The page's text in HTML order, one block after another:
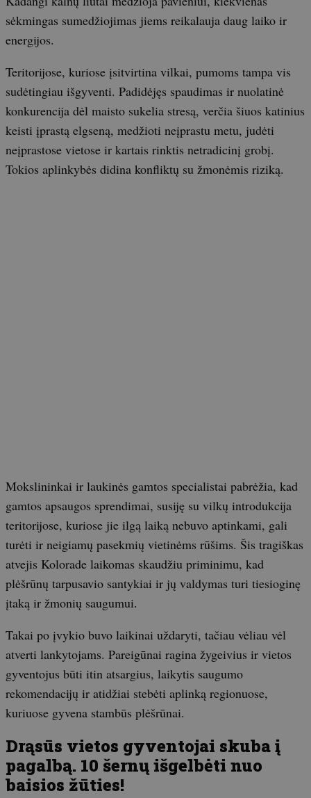
sėkmingas sumedžiojimas jiems reikalauja daug laiko ir
energijos.
Teritorijose, kuriose įsitvirtina vilkai, pumoms tampa vis
sudėtingiau išgyventi. Padidėjęs spaudimas ir nuolatinė
konkurencija dėl maisto sukelia stresą, verčia šiuos katinius
keisti įprastą elgseną, medžioti neįprastu metu, judėti
neįprastose vietose ir kartais rinktis netradicinį grobį.
Tokios aplinkybės didina konfliktų su žmonėmis riziką.
Mokslininkai ir laukinės gamtos specialistai pabrėžia, kad
gamtos apsaugos sprendimai, susiję su vilkų introdukcija
teritorijose, kuriose jie ilgą laiką nebuvo aptinkami, gali
turėti ir neigiamų pasekmių vietinėms rūšims. Šis tragiškas
atvejis Kolorade laikomas skaudžiu priminimu, kad
plėšrūnų tarpusavio santykiai ir jų valdymas turi tiesioginę
įtaką ir žmonių saugumui.
Takai po įvykio buvo laikinai uždaryti, tačiau vėliau vėl
atverti lankytojams. Pareigūnai ragina žygeivius ir vietos
gyventojus būti itin atsargius, laikytis saugumo
rekomendacijų ir atidžiai stebėti aplinką regionuose,
kuriuose gyvena stambūs plėšrūnai.
Drąsūs vietos gyventojai skuba į
pagalbą. 10 šernų išgelbėti nuo
baisios žūties!